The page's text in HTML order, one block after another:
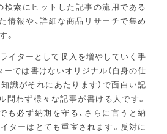
索にヒットした記事の流用である
情報や、詳細な商品リサーチで集め
。
イターとして収入を増やしていく手
ーでは書けないオリジナル（自身の仕
識がそれにあたります）で面白い記
問わず様々な記事が書ける人です。
も必ず納期を守る、さらに言うと納
ターはとても重宝されます。反対に